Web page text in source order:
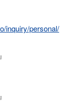
inquiry/personal/